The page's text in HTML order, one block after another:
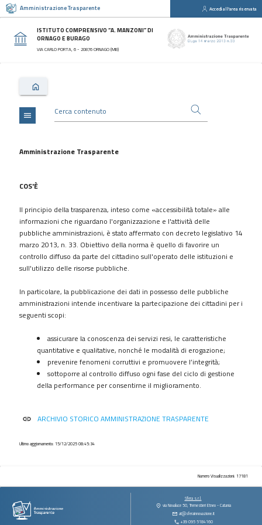
Amministrazione Trasparente Accedi all'area riservata
ISTITUTO COMPRENSIVO “A. MANZONI” DI
ORNAGO E BURAGO
VIA CARLO PORTA, 6 - 20876 ORNAGO (MB)
Sezioni
Disposizioni
Generali
Consulenti
collaboratori
Bandi
Performance
Enti
controllati
Attività
e
procedimenti
Controlli
sulle
contratti
contributi
vantaggi
immobili
e
menu
Amministrazione Trasparente
COS'È
Il principio della trasparenza, inteso come «accessibilità totale» alle
informazioni che riguardano l'organizzazione e l'attività delle
pubbliche amministrazioni, è stato affermato con decreto legislativo 14
marzo 2013, n. 33. Obiettivo della norma è quello di favorire un
controllo diffuso da parte del cittadino sull'operato delle istituzioni e
sull'utilizzo delle risorse pubbliche.
In particolare, la pubblicazione dei dati in possesso delle pubbliche
amministrazioni intende incentivare la partecipazione dei cittadini per i
seguenti scopi:
assicurare la conoscenza dei servizi resi, le caratteristiche
quantitative e qualitative, nonché le modalità di erogazione;
prevenire fenomeni corruttivi e promuovere l’integrità;
sottoporre al controllo diffuso ogni fase del ciclo di gestione
della performance per consentirne il miglioramento.
link ARCHIVIO STORICO AMMINISTRAZIONE TRASPARENTE
Ultimo aggiornamento: 15/12/2025 08:45:34
Numero Visualizzazioni: 17181
Sfera s.r.l.
via Novaluce 50, Tremestieri Etneo - Catania
at@sferainnovazione.it
+39 095 5184160